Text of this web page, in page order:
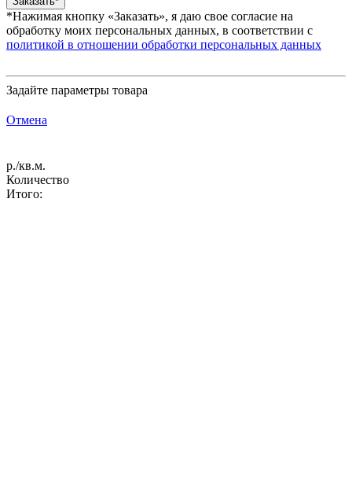
*Нажимая кнопку «Заказать», я даю свое согласие на
обработку моих персональных данных, в соответствии с
политикой в отношении обработки персональных данных
Задайте параметры товара
Отмена
р./кв.м.
Количество
Итого: